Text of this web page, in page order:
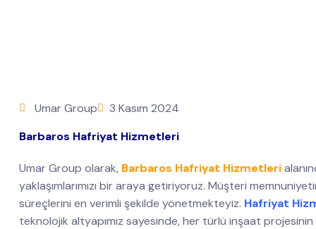
Umar Group
3 Kasım 2024
Barbaros Hafriyat Hizmetleri
Umar Group olarak, Barbaros Hafriyat Hizmetleri
yaklaşımlarımızı bir araya getiriyoruz. Müşteri
süreçlerini en verimli şekilde yönetmekteyiz. Hafriyat
teknolojik altyapımız sayesinde, her türlü inşaat projesinin